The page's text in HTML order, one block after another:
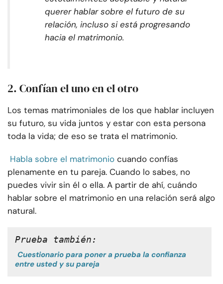
querer hablar sobre el futuro de su
relación, incluso si está progresando
hacia el matrimonio.
2. Confían el uno en el otro
Los temas matrimoniales de los que hablar incluyen
su futuro, su vida juntos y estar con esta persona
toda la vida; de eso se trata el matrimonio.
Habla sobre el matrimonio cuando confías
plenamente en tu pareja. Cuando lo sabes, no
puedes vivir sin él o ella. A partir de ahí, cuándo
hablar sobre el matrimonio en una relación será algo
natural.
Prueba también:
Cuestionario para poner a prueba la confianza
entre usted y su pareja